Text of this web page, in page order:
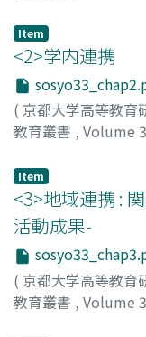
Item
<2>学内連携
( 京都大学高等教育
教育叢書 , Volume
Item
<3>地域連携 :
活動成果-
( 京都大学高等教育
教育叢書 , Volume